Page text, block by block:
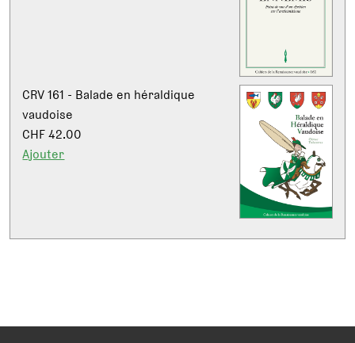
CRV 161 - Balade en héraldique
vaudoise
CHF 42.00
Ajouter